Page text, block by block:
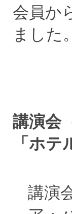
会員か
ました。
講演
「ホテ
講演